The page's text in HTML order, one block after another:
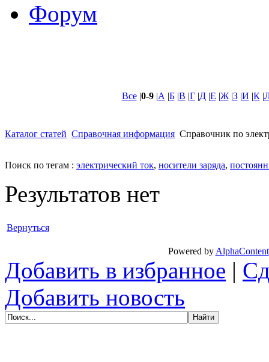
Форум
Все|0-9|А |Б|В |Г|Д|Е |Ж|З|И |К|
Каталог статей Справочная информация Справочник по
Поиск по тегам : электрический ток, носители заряда,
Результатов нет
Вернуться
Powered by AlphaContent
Добавить в избранное |
Добавить новость